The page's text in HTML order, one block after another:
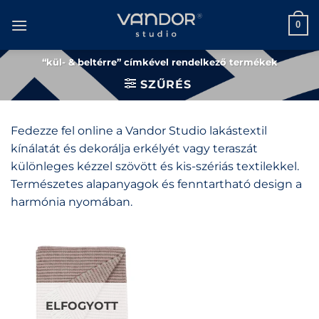
0
“kül- & beltérre” címkével rendelkező termékek
SZŰRÉS
Fedezze fel online a Vandor Studio lakástextil
kínálatát és dekorálja erkélyét vagy teraszát
különleges kézzel szövött és kis-szériás textilekkel.
Természetes alapanyagok és fenntartható design a
harmónia nyomában.
ELFOGYOTT